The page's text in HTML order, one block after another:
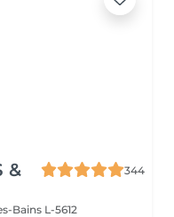
&
344
Bains L-5612